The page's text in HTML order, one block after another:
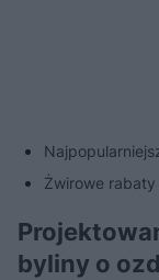
Żwirowe
byliny o